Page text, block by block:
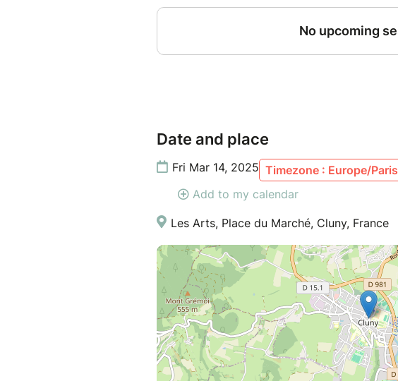
Date and place
Fri Mar 14, 2025 Timezone : Europe/Paris
Add to my calendar
Les Arts, Place du Marché, Cluny, France